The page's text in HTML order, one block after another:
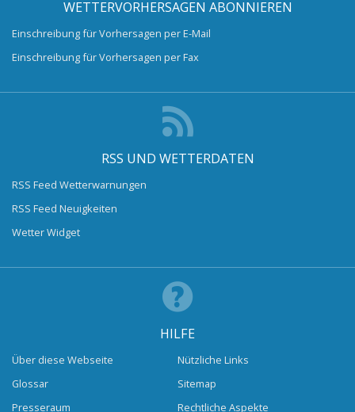
WETTERVORHERSAGEN ABONNIEREN
Einschreibung für Vorhersagen per E-Mail
Einschreibung für Vorhersagen per Fax
RSS UND WETTERDATEN
RSS Feed Wetterwarnungen
RSS Feed Neuigkeiten
Wetter Widget
HILFE
Über diese Webseite
Glossar
Presseraum
Nützliche Links
Sitemap
Rechtliche Aspekte